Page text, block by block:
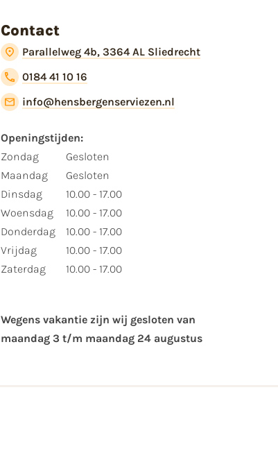
Contact
Parallelweg 4b, 3364 AL Sliedrecht
0184 41 10 16
info@hensbergenserviezen.nl
Openingstijden:
Zondag
Maandag
Dinsdag
Woensdag
Donderdag
Vrijdag
Zaterdag
Gesloten
Gesloten
10.00 - 17.00
10.00 - 17.00
10.00 - 17.00
10.00 - 17.00
10.00 - 17.00
Wegens vakantie zijn wij gesloten van ​
maandag 3 t/m maandag 24 augustus